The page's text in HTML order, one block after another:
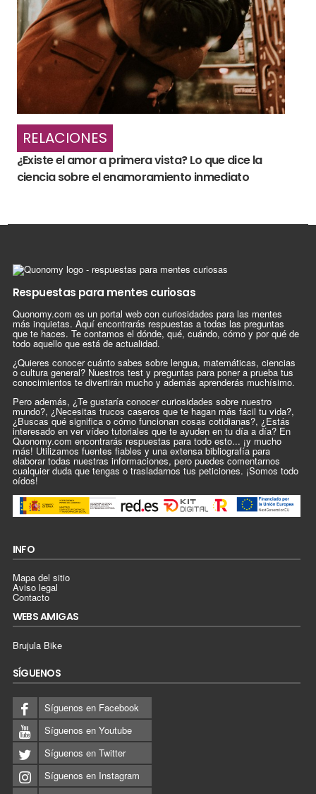
RELACIONES
¿Existe el amor a primera vista? Lo que dice la
ciencia sobre el enamoramiento inmediato
Respuestas para mentes curiosas
Quonomy.com es un portal web con curiosidades para las mentes
más inquietas. Aquí encontrarás respuestas a todas las preguntas
que te haces. Te contamos el dónde, qué, cuándo, cómo y por qué de
todo aquello que está de actualidad.
¿Quieres conocer cuánto sabes sobre lengua, matemáticas, ciencias
o cultura general? Nuestros test y preguntas para poner a prueba tus
conocimientos te divertirán mucho y además aprenderás muchísimo.
Pero además, ¿Te gustaría conocer curiosidades sobre nuestro
mundo?, ¿Necesitas trucos caseros que te hagan más fácil tu vida?,
¿Buscas qué significa o cómo funcionan cosas cotidianas?, ¿Estás
interesado en ver vídeo tutoriales que te ayuden en tu día a día? En
Quonomy.com encontrarás respuestas para todo esto... ¡y mucho
más! Utilizamos fuentes fiables y una extensa bibliografía para
elaborar todas nuestras informaciones, pero puedes comentarnos
cualquier duda que tengas o trasladarnos tus peticiones. ¡Somos todo
oídos!
INFO
Mapa del sitio
Aviso legal
Contacto
WEBS AMIGAS
Brujula Bike
SÍGUENOS
Síguenos en Facebook
Síguenos en Youtube
Síguenos en Twitter
Síguenos en Instagram